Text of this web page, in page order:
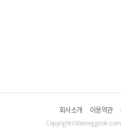
회사소개 이용약관
Copyright©domeggook.com